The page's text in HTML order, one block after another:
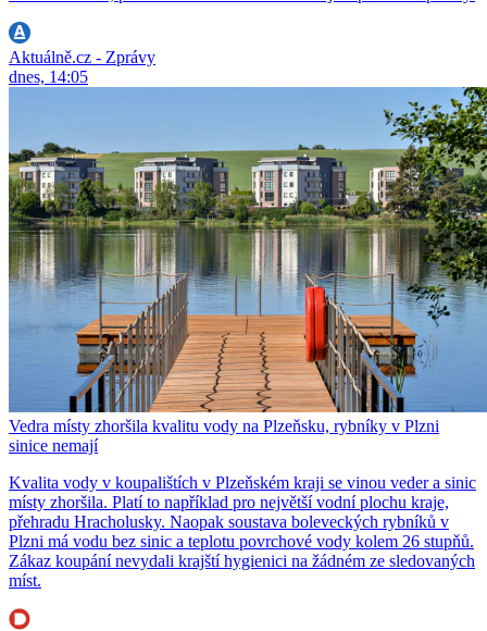
Aktuálně.cz - Zprávy
dnes, 14:05
Vedra místy zhoršila kvalitu vody na Plzeňsku, rybníky v Plzni
sinice nemají
Kvalita vody v koupalištích v Plzeňském kraji se vinou veder a sinic
místy zhoršila. Platí to například pro největší vodní plochu kraje,
přehradu Hracholusky. Naopak soustava boleveckých rybníků v
Plzni má vodu bez sinic a teplotu povrchové vody kolem 26 stupňů.
Zákaz koupání nevydali krajští hygienici na žádném ze sledovaných
míst.